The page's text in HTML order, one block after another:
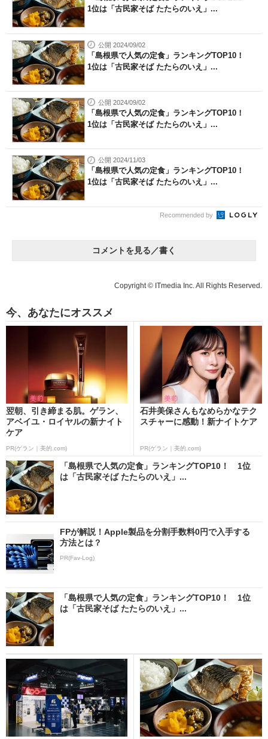
1位は「古民家そば たたらのいえ」...
公開 2024/09/02
「島根県で人気の定食」ランキングTOP10！
1位は「古民家そば たたらのいえ」...
公開 2024/09/02
「島根県で人気の定食」ランキングTOP10！
1位は「古民家そば たたらのいえ」...
公開 2024/11/03
「島根県で人気の定食」ランキングTOP10！
1位は「古民家そば たたらのいえ」...
Recommended by
コメントを見る／書く
Copyright © ITmedia Inc. All Rights Reserved.
今、あなたにオススメ
翌朝、引き締まる肌。ゲラン、
アベイユ・ロイヤルの新ナイト
ケア
PR(ゲラン｜美的.com)
石井美保さんもなめらかなテク
スチャーに感動！新ナイトケア
PR(ゲラン｜美的.com)
「島根県で人気の定食」ランキングTOP10！ 1位
は「古民家そば たたらのいえ」...
FPが解説！Apple製品を分割手数料0円で入手する
方法とは？
PR(Fav-Log)
「島根県で人気の定食」ランキングTOP10！ 1位
は「古民家そば たたらのいえ」...